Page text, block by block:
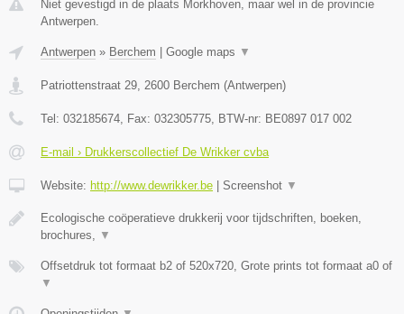
Niet gevestigd in de plaats Morkhoven, maar wel in de provincie
Antwerpen.
Antwerpen » Berchem | Google maps ▼
Patriottenstraat 29 2600 Berchem (Antwerpen)
Tel: 032185674 , Fax: 032305775 , BTW-nr: BE0897 017 002
E-mail › Drukkerscollectief De Wrikker cvba
Website: http://www.dewrikker.be | Screenshot ▼
Ecologische coöperatieve drukkerij voor tijdschriften, boeken,
brochures,
▼
Offsetdruk tot formaat b2 of 520x720, Grote prints tot formaat a0 of
▼